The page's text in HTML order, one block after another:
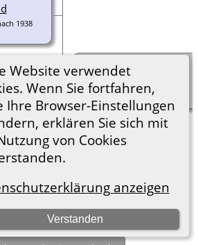
Website verwendet
Wenn Sie fortfahren,
Ihre Browser-Einstellungen
erklären Sie sich mit
von Cookies
anzeigen
Verstanden
1938
Unbekannt
von Darrin Lythgoe © 2001-2026.
geht es zum Impressum